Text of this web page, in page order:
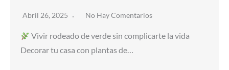
Abril 26, 2025 No Hay Comentarios
Vivir rodeado de verde sin complicarte la vida
Decorar tu casa con plantas de…